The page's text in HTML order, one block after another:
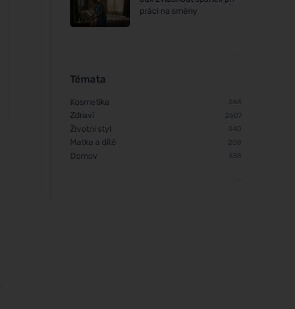
vůní pomeranče 5000 ml
práci na směny
Témata
Kosmetika 268
Zdraví 2607
Životní styl 240
Matka a dítě 208
Domov 338